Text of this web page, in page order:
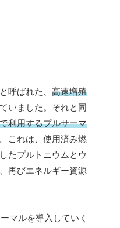
呼ばれた、 高速増殖
いました。それと同
利用するプルサーマ
これは、使用済み燃
たプルトニウムとウ
再びエネルギー資源
マルを導入していく